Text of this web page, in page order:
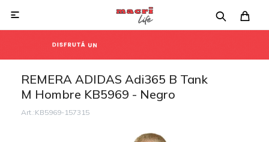

REMERA ADIDAS Adi365 B Tank
M Hombre KB5969 - Negro
KB5969-157315